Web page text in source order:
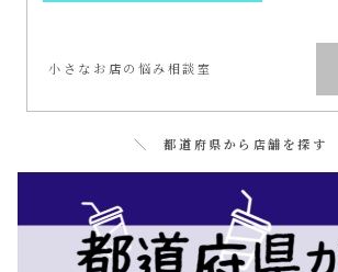
小さなお店の悩み相談室
＼ 都道府県から店舗を探す